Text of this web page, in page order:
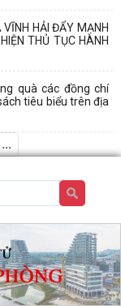
VĨNH HẢI ĐẨY MẠNH
THỦ TỤC HÀNH
quà các đồng chí
tiêu biểu trên địa
...